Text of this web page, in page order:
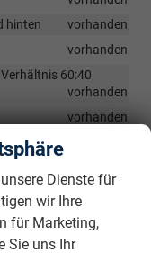
hinten
vorhanden
vorhanden
60:40
vorhanden
vorhanden
vorhanden
und Beifahrersitz
Dienste für
wir Ihre
für Marketing,
Sie uns Ihr